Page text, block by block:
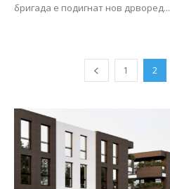
бригада е подигнат нов дрворед...
1 2